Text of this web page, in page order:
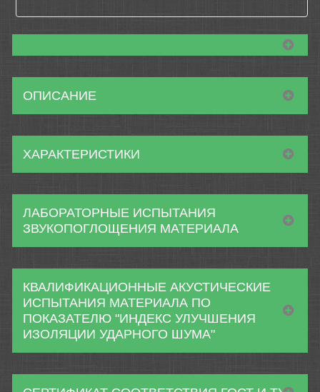
ОПИСАНИЕ
ХАРАКТЕРИСТИКИ
ЛАБОРАТОРНЫЕ ИСПЫТАНИЯ
ЗВУКОПОГЛОЩЕНИЯ МАТЕРИАЛА
КВАЛИФИКАЦИОННЫЕ АКУСТИЧЕСКИЕ
ИСПЫТАНИЯ МАТЕРИАЛА ПО
ПОКАЗАТЕЛЮ "ИНДЕКС УЛУЧШЕНИЯ
ИЗОЛЯЦИИ УДАРНОГО ШУМА"